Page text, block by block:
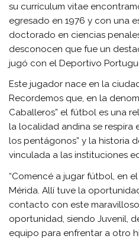
su currículum vitae
egresado en 1976 y con una
doctorado en ciencias
desconocen que fue un
jugó con el Deportivo
Este jugador nace en la
Recordemos que, en la
Caballeros” el fútbol es una
la localidad andina se respira
los pentágonos” y la historia
vinculada a las instituciones
“Comencé a jugar fútbol, en
Mérida. Allí tuve la
contacto con este
oportunidad, siendo Juvenil,
equipo para enfrentar a otro